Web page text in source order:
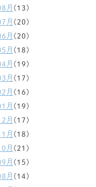
月 (13)
月 (20)
月 (20)
月 (18)
月 (19)
月 (17)
月 (16)
月 (19)
月 (17)
月 (18)
月 (21)
月 (15)
月 (14)